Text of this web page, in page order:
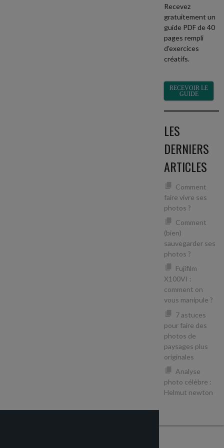
Recevez
gratuitement un
guide PDF de 40
pages rempli
d’exercices
créatifs.
RECEVOIR LE
GUIDE
LES
DERNIERS
ARTICLES
Comment
faire vivre ses
photos ?
Comment
(bien)
sauvegarder ses
photos ?
Fujifilm
X100VI :
comment on
vous manipule ?
7 astuces
pour faire des
photos de
paysages plus
originales
Analyse
photo célèbre :
Helmut newton